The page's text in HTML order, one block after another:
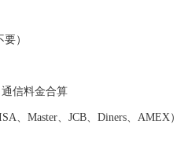
が全国に出荷され、当時貴重品で
ともに、食文化にも大きな影響を
食器の一大産地として、全国的に
（すでに皆さまの食卓にも、波佐
も！？）窯元、棚田、温泉など、
）
通信料金合算
、Master、JCB、Diners、AMEX）